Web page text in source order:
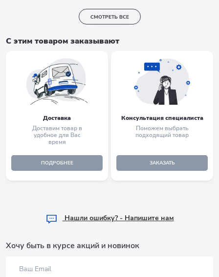
СМОТРЕТЬ ВСЕ
С этим товаром заказывают
Доставка
Доставим товар в
удобное для Вас
время
ПОДРОБНЕЕ
Консультация специалиста
Поможем выбрать
подходящий товар
ЗАКАЗАТЬ
Hашли ошибку? - Напишите нам
Хочу быть в курсе акций и новинок